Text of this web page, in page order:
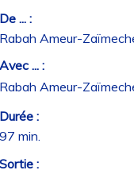
... :
Ameur-
... :
Ameur-
:
min.
: